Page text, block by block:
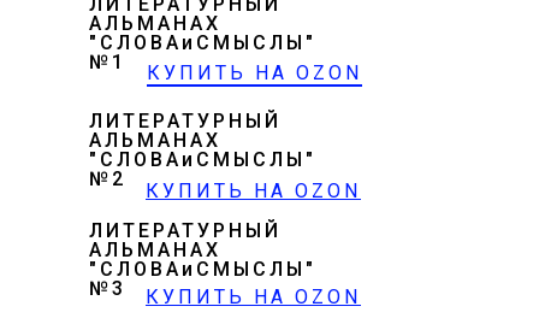
ЛИТЕРАТУРНЫЙ
АЛЬМАНАХ
"СЛОВАиСМЫСЛЫ"
№2
КУПИТЬ НА OZON
АЛЬМАНАХ
"СЛОВАиСМЫСЛЫ"
№1
КУПИТЬ НА OZON
ЛИТЕРАТУРНЫЙ
АЛЬМАНАХ
"СЛОВАиСМЫСЛЫ"
№3
КУПИТЬ НА OZON